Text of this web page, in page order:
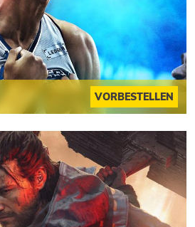
VORBESTELLEN